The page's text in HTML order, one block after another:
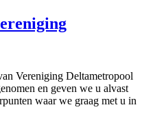
Vereniging Deltametropool
en geven we u alvast
waar we graag met u in